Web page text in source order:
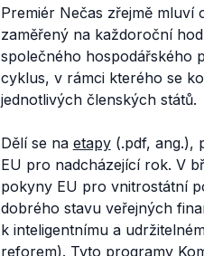
Premiér Nečas zřejmě mluví
zaměřený na každoroční
společného hospodářského
cyklus, v rámci kterého se
jednotlivých členských států.
Dělí se na etapy(.pdf, ang.),
EU pro nadcházející rok. V
pokyny EU pro vnitrostátní
dobrého stavu veřejných
k inteligentnímu a
reforem). Tyto programy